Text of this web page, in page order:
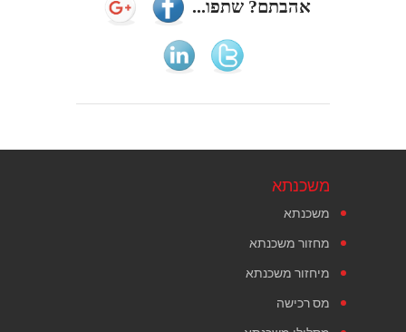
אהבתם? שתפו...
משכנתא
משכנתא
מחזור משכנתא
מיחזור משכנתא
מס רכישה